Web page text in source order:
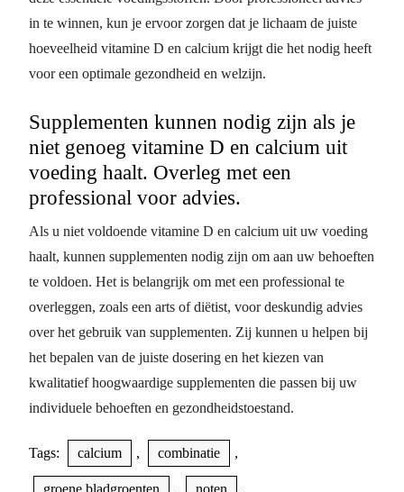
in te winnen, kun je ervoor zorgen dat je lichaam de juiste
hoeveelheid vitamine D en calcium krijgt die het nodig heeft
voor een optimale gezondheid en welzijn.
Supplementen kunnen nodig zijn als je
niet genoeg vitamine D en calcium uit
voeding haalt. Overleg met een
professional voor advies.
Als u niet voldoende vitamine D en calcium uit uw voeding
haalt, kunnen supplementen nodig zijn om aan uw behoeften
te voldoen. Het is belangrijk om met een professional te
overleggen, zoals een arts of diëtist, voor deskundig advies
over het gebruik van supplementen. Zij kunnen u helpen bij
het bepalen van de juiste dosering en het kiezen van
kwalitatief hoogwaardige supplementen die passen bij uw
individuele behoeften en gezondheidstoestand.
Tags: calcium , combinatie ,
groene bladgroenten , noten ,